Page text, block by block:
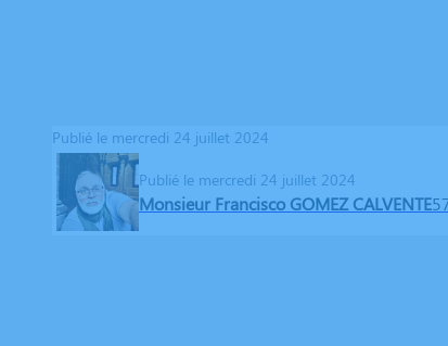
Publié le mercredi 24 juillet 2024
Publié le mercredi 24 juillet 2024
Monsieur Francisco GOMEZ CALVENTE